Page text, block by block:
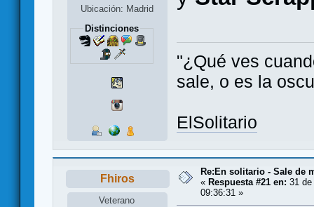
Ubicación: Madrid
Distinciones
"¿Qué ves
sale, o es la
ElSolitario
Fhiros
Veterano
Re:En solitario - Sale de
« Respuesta #21 en: 31
09:36:31 »